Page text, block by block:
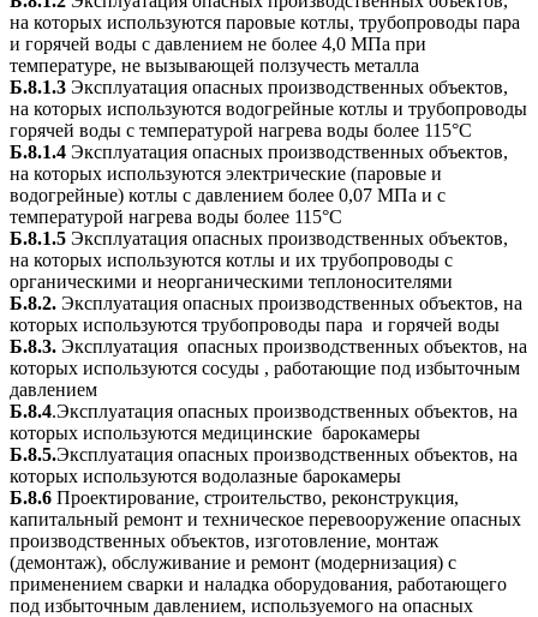
на которых используются паровые котлы, трубопроводы пара
и горячей воды с давлением не более 4,0 МПа при
температуре, не вызывающей ползучесть металла
Б.8.1.3 Эксплуатация опасных производственных объектов,
на которых используются водогрейные котлы и трубопроводы
горячей воды с температурой нагрева воды более 115°С
Б.8.1.4 Эксплуатация опасных производственных объектов,
на которых используются электрические (паровые и
водогрейные) котлы с давлением более 0,07 МПа и с
температурой нагрева воды более 115°С
Б.8.1.5 Эксплуатация опасных производственных объектов,
на которых используются котлы и их трубопроводы с
органическими и неорганическими теплоносителями
Б.8.2. Эксплуатация опасных производственных объектов, на
которых используются трубопроводы пара и горячей воды
Б.8.3. Эксплуатация опасных производственных объектов, на
которых используются сосуды , работающие под избыточным
давлением
Б.8.4.Эксплуатация опасных производственных объектов, на
которых используются медицинские барокамеры
Б.8.5.Эксплуатация опасных производственных объектов, на
которых используются водолазные барокамеры
Б.8.6 Проектирование, строительство, реконструкция,
капитальный ремонт и техническое перевооружение опасных
производственных объектов, изготовление, монтаж
(демонтаж), обслуживание и ремонт (модернизация) с
применением сварки и наладка оборудования, работающего
под избыточным давлением, используемого на опасных